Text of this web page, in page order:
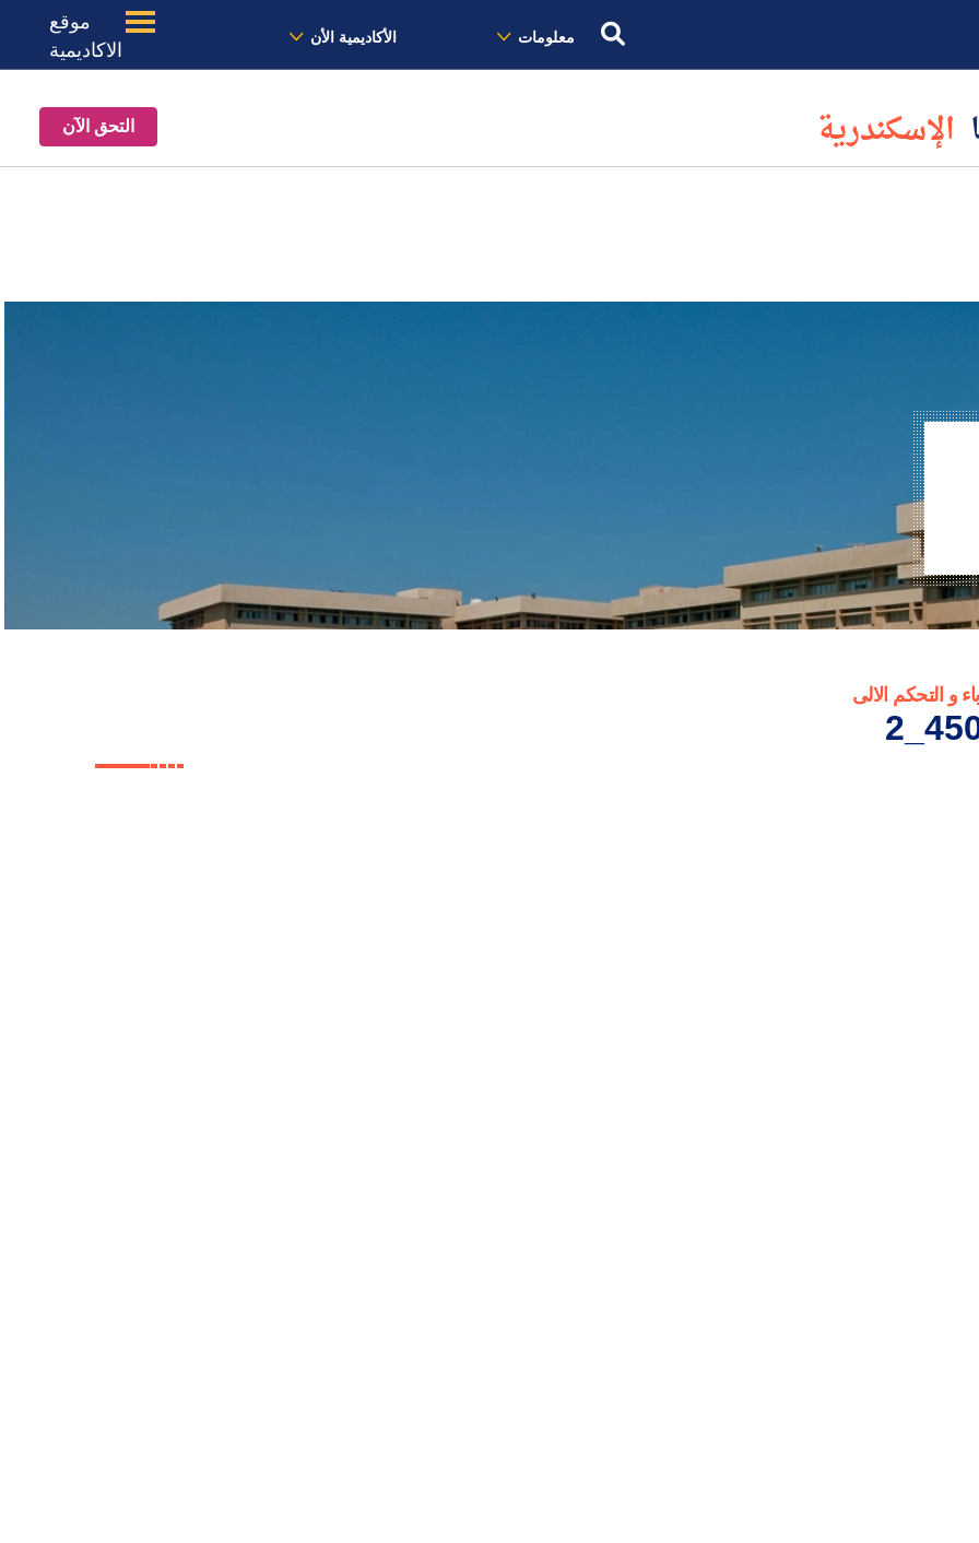
معلومات الأكاديمية الأن
موقع
الاكاديمية
الأخبار معنا الموقع
الإسكندرية التحق الآن
و التحكم الالى